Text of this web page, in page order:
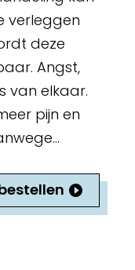
verleggen
deze
Angst,
van elkaar.
pijn en